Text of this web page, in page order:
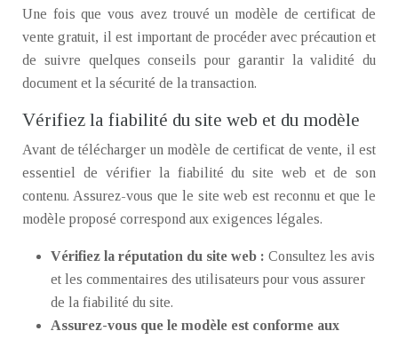
Une fois que vous avez trouvé un modèle de certificat de
vente gratuit, il est important de procéder avec précaution et
de suivre quelques conseils pour garantir la validité du
document et la sécurité de la transaction.
Vérifiez la fiabilité du site web et du modèle
Avant de télécharger un modèle de certificat de vente, il est
essentiel de vérifier la fiabilité du site web et de son
contenu. Assurez-vous que le site web est reconnu et que le
modèle proposé correspond aux exigences légales.
Vérifiez la réputation du site web : Consultez les avis
et les commentaires des utilisateurs pour vous assurer
de la fiabilité du site.
Assurez-vous que le modèle est conforme aux